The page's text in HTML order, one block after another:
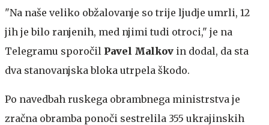
"Na naše veliko obžalovanje so trije ljudje umrli, 12
jih je bilo ranjenih, med njimi tudi otroci," je na
Telegramu sporočil Pavel Malkov in dodal, da sta
dva stanovanjska bloka utrpela škodo.
Po navedbah ruskega obrambnega ministrstva je
zračna obramba ponoči sestrelila 355 ukrajinskih